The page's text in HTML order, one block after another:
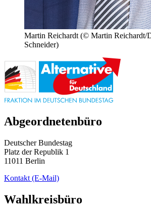
Martin Reichardt (© Martin Reichardt/
Schneider)
Abgeordnetenbüro
Deutscher Bundestag
Platz der Republik 1
11011 Berlin
Kontakt (E-Mail)
Wahlkreisbüro